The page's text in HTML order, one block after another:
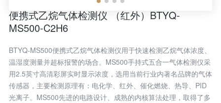
便携式乙烷气体检测仪 （红外）BTYQ-
MS500-C2H6
BTYQ-MS500便携式乙烷气体检测仪用于快速检测乙烷气体浓度、
温湿度测量并超标报警的场合。MS500手持式五合一气体检测仪采
用2.5英寸高清彩屏实时显示浓度，选用当前行业内著名品牌的气体
传感器，主要检测原理有：电化学、红外、催化燃烧、热导、PID
光离子。MS500先进的电路设计、成熟的内核算法处理，取得了多